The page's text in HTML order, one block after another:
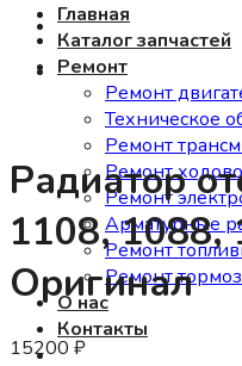
Главная
Каталог запчастей
Ремонт
Ремонт
Техническое
Ремонт
Ремонт
Ремонт
Арматурные
Ремонт
Ремонт
О нас
Контакты
Радиатор
1108, 1088,
Оригинал
15200 ₽